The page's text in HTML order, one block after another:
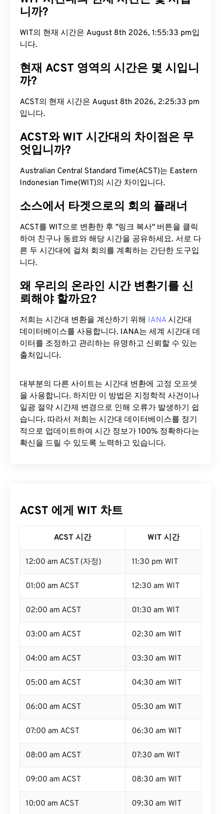
니까?
WIT의 현재 시간은 August 8th 2026, 1:55:34 pm입
니다.
현재 ACST 영역의 시간은 몇 시입니
까?
ACST의 현재 시간은 August 8th 2026, 2:25:34 pm
입니다.
ACST와 WIT 시간대의 차이점은 무
엇입니까?
Australian Central Standard Time(ACST)는 Eastern
Indonesian Time(WIT)의 시간 차이입니다.
소스에서 타겟으로의 회의 플래너
ACST를 WIT으로 변환한 후 "링크 복사" 버튼을 클릭
하여 친구나 동료와 해당 시간을 공유하세요. 서로 다
른 두 시간대에 걸쳐 회의를 계획하는 간단한 도구입
니다.
왜 우리의 온라인 시간 변환기를 신
뢰해야 할까요?
저희는 시간대 변환을 계산하기 위해 IANA 시간대
데이터베이스를 사용합니다. IANA는 세계 시간대 데
이터를 조정하고 관리하는 유명하고 신뢰할 수 있는
출처입니다.
대부분의 다른 사이트는 시간대 변환에 ​​고정 오프셋
을 사용합니다. 하지만 이 방법은 지정학적 사건이나
일광 절약 시간제 변경으로 인해 오류가 발생하기 쉽
습니다. 따라서 저희는 시간대 데이터베이스를 정기
적으로 업데이트하여 시간 정보가 100% 정확하다는
확신을 드릴 수 있도록 노력하고 있습니다.
ACST 에게 WIT 차트
ACST 시간 WIT 시간
12:00 am ACST (자정) 11:30 pm WIT
01:00 am ACST 12:30 am WIT
02:00 am ACST 01:30 am WIT
03:00 am ACST 02:30 am WIT
04:00 am ACST 03:30 am WIT
05:00 am ACST 04:30 am WIT
06:00 am ACST 05:30 am WIT
07:00 am ACST 06:30 am WIT
08:00 am ACST 07:30 am WIT
09:00 am ACST 08:30 am WIT
10:00 am ACST 09:30 am WIT